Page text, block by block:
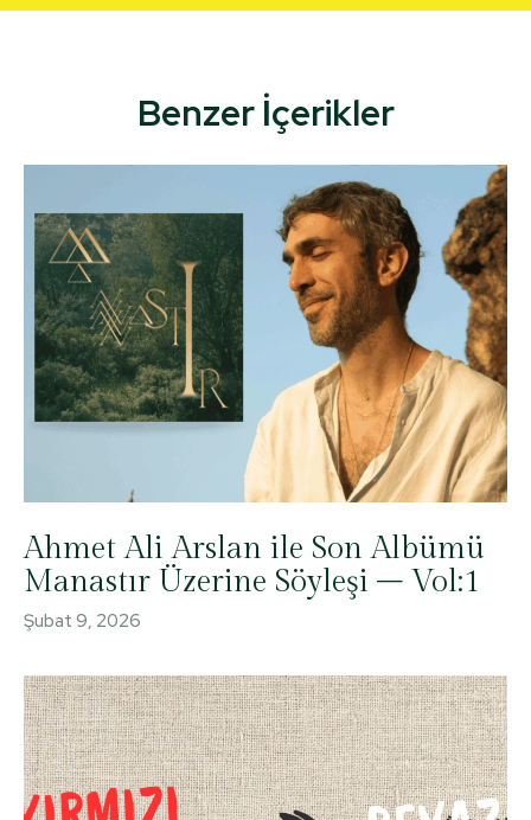
Benzer İçerikler
Ahmet Ali Arslan ile Son Albümü
Manastır Üzerine Söyleşi – Vol:1
Şubat 9, 2026